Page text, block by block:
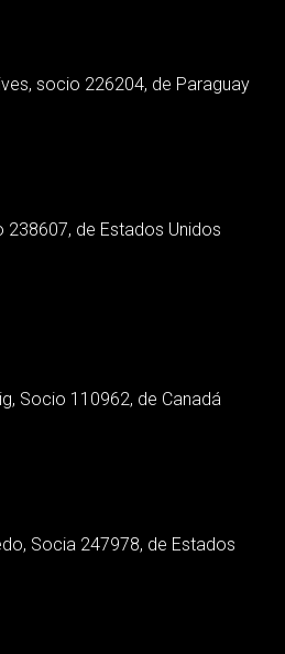
socio 226204, de Paraguay
238607, de Estados Unidos
Socio 110962, de Canadá
Socia 247978, de Estados